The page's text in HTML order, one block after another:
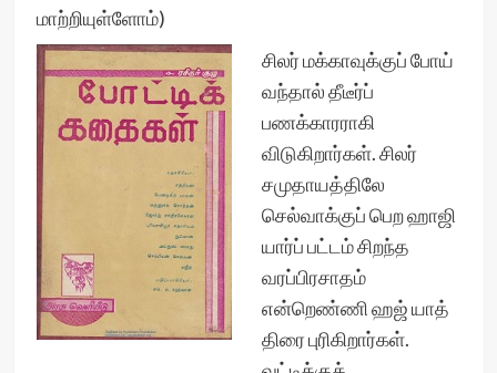
மாற்றியுள்ளோம்)
சிலர் மக்காவுக்குப் போய்
வந்தால் தீடீர்ப்
பணக்காரராகி
விடுகிறார்கள். சிலர்
சமுதாயத்திலே
செல்வாக்குப் பெற ஹாஜி
யார்ப் பட்டம் சிறந்த
வரப்பிரசாதம்
என்றெண்ணி ஹஜ் யாத்
திரை புரிகிறார்கள்.